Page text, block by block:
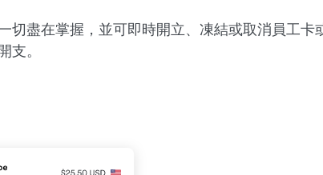
盡在掌握，並可即時開立、凍結或取消員工卡
支。